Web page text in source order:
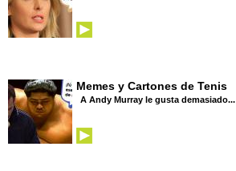
Memes y Cartones de Tenis
A Andy Murray le gusta demasiado...